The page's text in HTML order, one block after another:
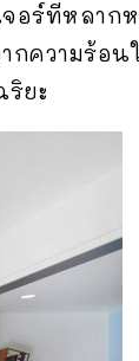
อร์ที่หลาก
กความร้อ
ยะ